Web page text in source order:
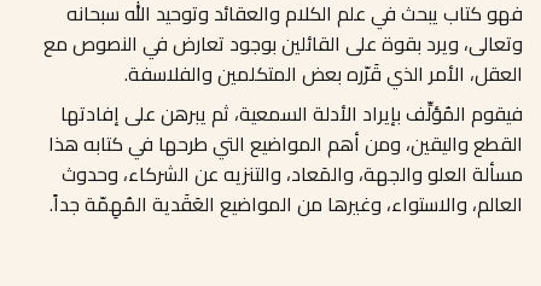
فهو كتاب يبحث في علم الكلام والعقائد وتوحيد الله سبحانه
وتعالى، ويرد بقوة على القائلين بوجود تعارض في النصوص مع
العقل، الأمر الذي قَرّره بعض المتكلمين والفلاسفة.
فيقوم المُؤلِّف بإيراد الأدلة السمعية، ثم يبرهن على إفادتها
القطع واليقين، ومن أهم المواضيع التي طرحها في كتابه هذا
مسألة العلو والجهة، والمَعاد، والتنزيه عن الشركاء، وحدوث
العالم، والاستواء، وغيرها من المواضيع العَقَدية المُهِمّة جداً.